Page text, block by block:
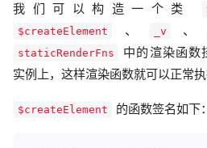
我们可以构造一个类
$createElement 、 _v 、
staticRenderFns 中的渲染函数
实例上，这样渲染函数就可以正常执
$createElement 的函数签名如下：